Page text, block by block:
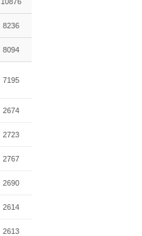
8236
8094
7195
2674
2723
2767
2690
2614
2613